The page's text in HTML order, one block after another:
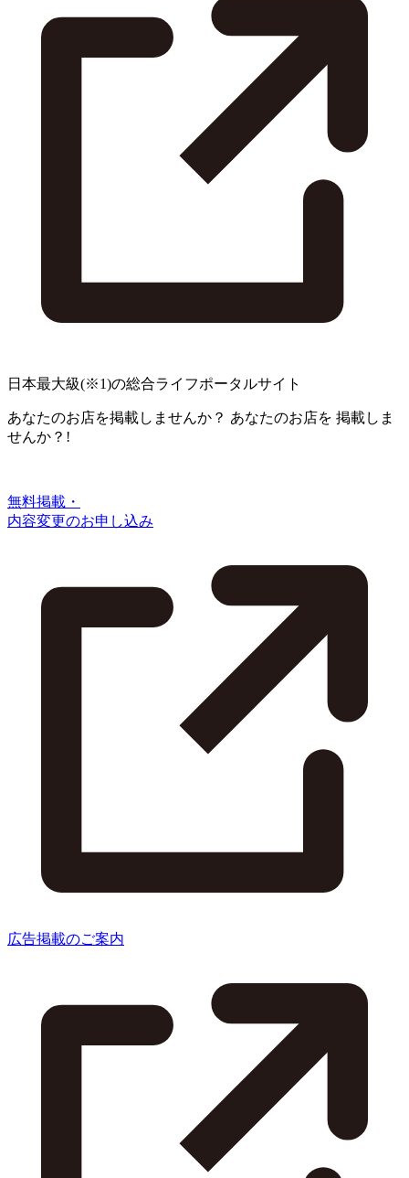
日本最大級(※1)の総合ライフポータルサイト
あなたのお店を掲載しませんか？ あなたのお店を 掲載しま
せんか？!
無料掲載・
内容変更のお申し込み
広告掲載のご案内